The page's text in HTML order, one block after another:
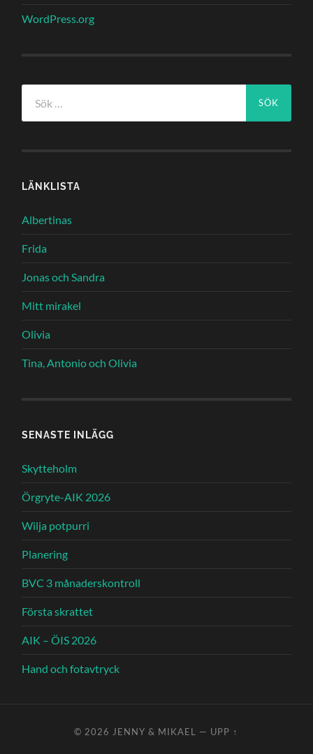
WordPress.org
efter:
LÄNKLISTA
Albertinas
Frida
Jonas och Sandra
Mitt mirakel
Olivia
Tina, Antonio och Olivia
SENASTE INLÄGG
Skytteholm
Örgryte-AIK 2026
Wilja potpurri
Planering
BVC 3 månaderskontroll
Första skrattet
AIK – ÖIS 2026
Hand och fotavtryck
© 2026JENNY & MIKAEL — UPP ↑